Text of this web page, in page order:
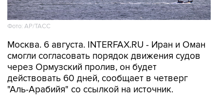
Фото: AP/ТАСС
Москва. 6 августа. INTERFAX.RU - Иран и Оман
смогли согласовать порядок движения судов
через Ормузский пролив, он будет
действовать 60 дней, сообщает в четверг
"Аль-Арабийя" со ссылкой на источник.